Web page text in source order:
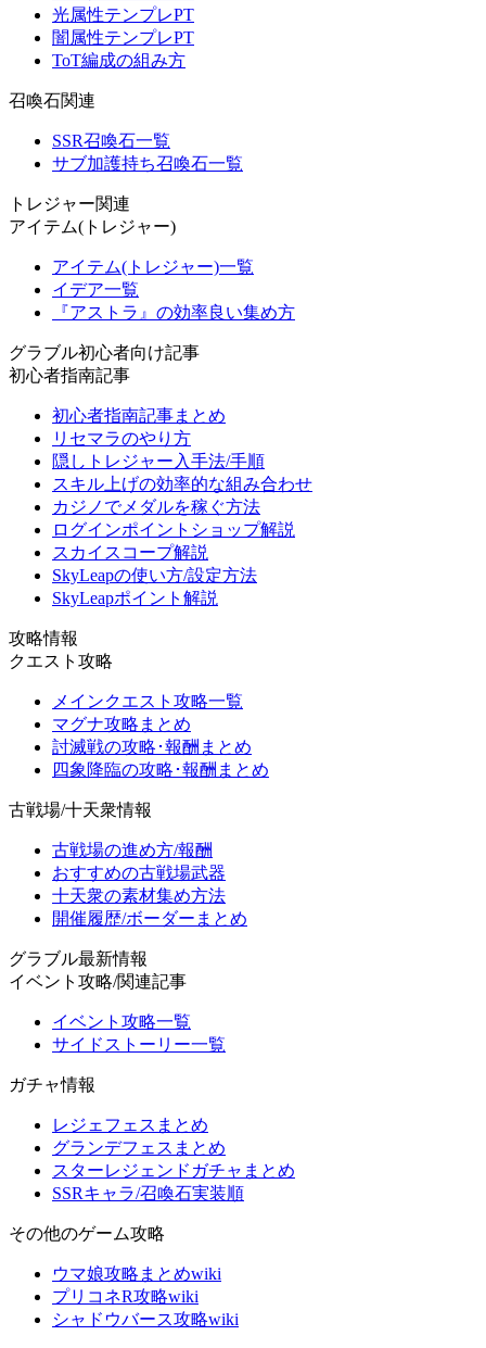
光属性テンプレPT
闇属性テンプレPT
ToT編成の組み方
召喚石関連
SSR召喚石一覧
サブ加護持ち召喚石一覧
トレジャー関連
アイテム(トレジャー)
アイテム(トレジャー)一覧
イデア一覧
『アストラ』の効率良い集め方
グラブル初心者向け記事
初心者指南記事
初心者指南記事まとめ
リセマラのやり方
隠しトレジャー入手法/手順
スキル上げの効率的な組み合わせ
カジノでメダルを稼ぐ方法
ログインポイントショップ解説
スカイスコープ解説
SkyLeapの使い方/設定方法
SkyLeapポイント解説
攻略情報
クエスト攻略
メインクエスト攻略一覧
マグナ攻略まとめ
討滅戦の攻略･報酬まとめ
四象降臨の攻略･報酬まとめ
古戦場/十天衆情報
古戦場の進め方/報酬
おすすめの古戦場武器
十天衆の素材集め方法
開催履歴/ボーダーまとめ
グラブル最新情報
イベント攻略/関連記事
イベント攻略一覧
サイドストーリー一覧
ガチャ情報
レジェフェスまとめ
グランデフェスまとめ
スターレジェンドガチャまとめ
SSRキャラ/召喚石実装順
その他のゲーム攻略
ウマ娘攻略まとめwiki
プリコネR攻略wiki
シャドウバース攻略wiki